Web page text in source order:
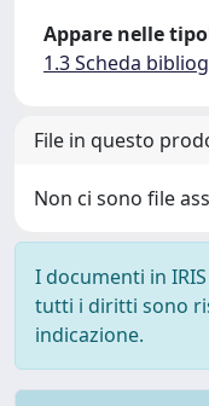
Appare nelle
1.3 Scheda
File in questo
Non ci sono file
I documenti in
tutti i diritti sono
indicazione.